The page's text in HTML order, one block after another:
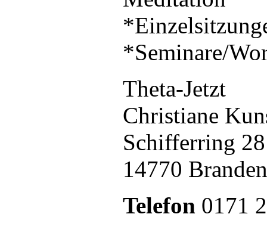
*Seminare/
Theta-Jetzt
Christiane
Schifferring 28
14770
Telefon 0171